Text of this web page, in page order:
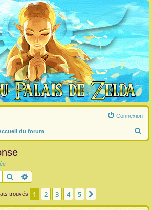
Connexion
du forum
e
c
Rechercher
trouvés 1 2 3 4 5